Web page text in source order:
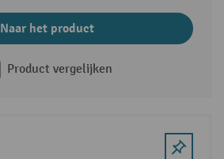
Naar het product
Product vergelijken